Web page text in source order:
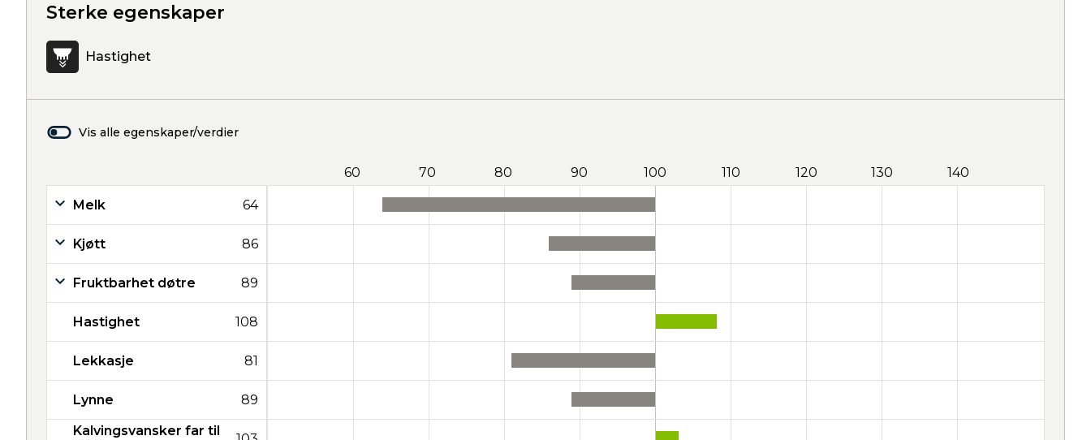
Sterke egenskaper
Hastighet
Vis alle egenskaper/verdier
60 70 80 90 100 110 120 130 140
Melk 64
Kjøtt 86
Fruktbarhet døtre 89
Hastighet 108
Lekkasje 81
Lynne 89
Kalvingsvansker far til